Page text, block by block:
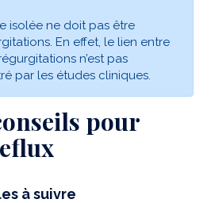
isolée ne doit pas être
En effet, le lien entre
n’est pas
par les études cliniques.
pour
à suivre